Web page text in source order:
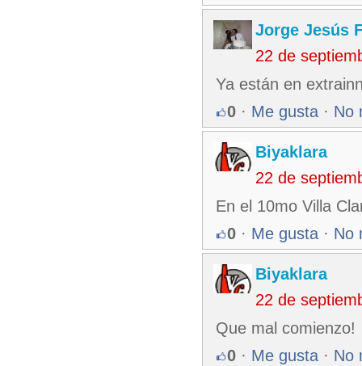
Jorge Jesús
22 de
Ya están en
0 · Me gusta · No
Biyaklara
22 de
En el 10mo Villa
0 · Me gusta · No
Biyaklara
22 de
Que mal comienzo!
0 · Me gusta · No